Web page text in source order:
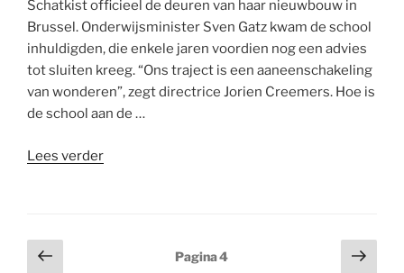
Schatkist officieel de deuren van haar nieuwbouw in
Brussel. Onderwijsminister Sven Gatz kwam de school
inhuldigden, die enkele jaren voordien nog een advies
tot sluiten kreeg. “Ons traject is een aaneenschakeling
van wonderen”, zegt directrice Jorien Creemers. Hoe is
de school aan de …
Lees verder““Geloof
Berichten
Vorige
Pagina4